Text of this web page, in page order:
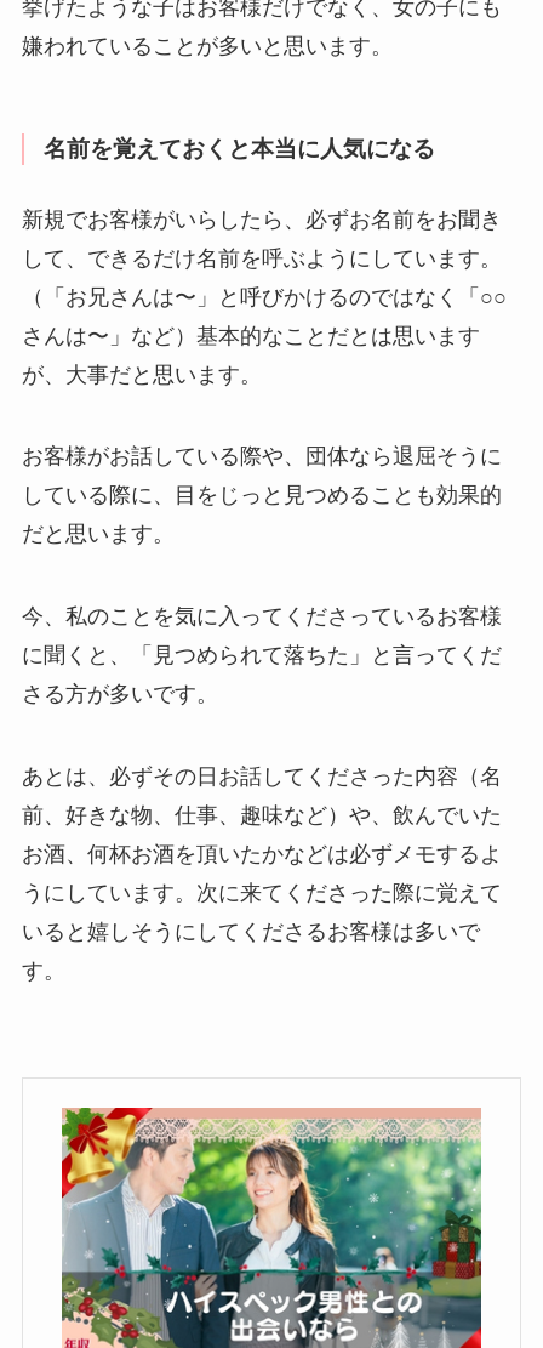
挙げたような子はお客様だけでなく、女の子にも
嫌われていることが多いと思います。
名前を覚えておくと本当に人気になる
新規でお客様がいらしたら、必ずお名前をお聞き
して、できるだけ名前を呼ぶようにしています。
（「お兄さんは〜」と呼びかけるのではなく「○○
さんは〜」など）基本的なことだとは思います
が、大事だと思います。
お客様がお話している際や、団体なら退屈そうに
している際に、目をじっと見つめることも効果的
だと思います。
今、私のことを気に入ってくださっているお客様
に聞くと、「見つめられて落ちた」と言ってくだ
さる方が多いです。
あとは、必ずその日お話してくださった内容（名
前、好きな物、仕事、趣味など）や、飲んでいた
お酒、何杯お酒を頂いたかなどは必ずメモするよ
うにしています。次に来てくださった際に覚えて
いると嬉しそうにしてくださるお客様は多いで
す。